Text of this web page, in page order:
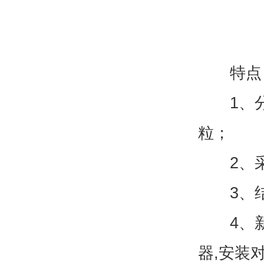
特点
1、分
粒；
2、采
3、结
4、新
器,安装